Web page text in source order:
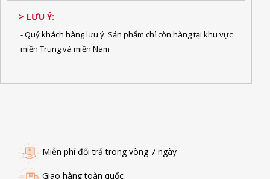
> LƯU Ý:
- Quý khách hàng lưu ý: Sản phẩm chỉ còn hàng tại khu vực
miền Trung và miền Nam
Miễn phí đổi trả trong vòng 7 ngày
Giao hàng toàn quốc